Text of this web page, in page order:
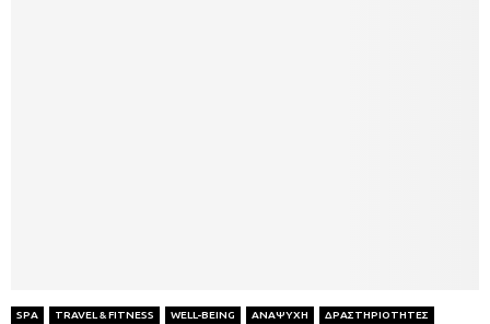
SPA TRAVEL & FITNESS WELL-BEING ΑΝΑΨΥΧΗ ΔΡΑΣΤΗΡΙΟΤΗΤΕΣ